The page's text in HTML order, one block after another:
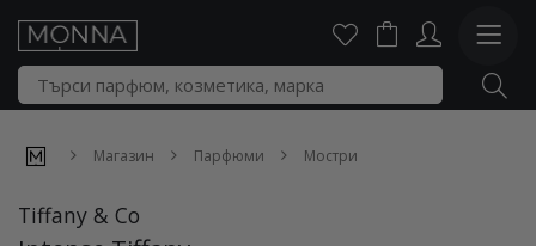
Магазин Парфюми Мостри
Tiffany & Co